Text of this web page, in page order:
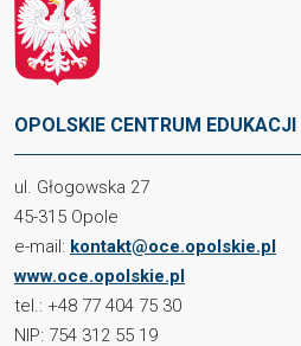
OPOLSKIE CENTRUM EDUKACJI
ul. Głogowska 27
45-315 Opole
e-mail: kontakt@oce.opolskie.pl
www.oce.opolskie.pl
tel.: +48 77 404 75 30
NIP: 754 312 55 19